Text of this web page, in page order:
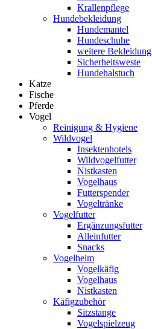
Krallenpflege
Hundebekleidung
Hundemantel
Hundeschuhe
weitere Bekleidung
Sicherheitsweste
Hundehalstuch
Katze
Fische
Pferde
Vogel
Reinigung & Hygiene
Wildvogel
Insektenhotels
Wildvogelfutter
Nistkasten
Vogelhaus
Futterspender
Vogeltränke
Vogelfutter
Ergänzungsfutter
Alleinfutter
Snacks
Vogelheim
Vogelkäfig
Vogelhaus
Nistkasten
Käfigzubehör
Sitzstange
Vogelspielzeug